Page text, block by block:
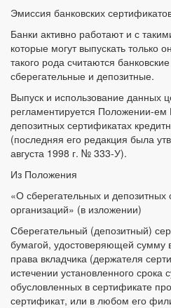
Эмиссия банковских
Банки активно работают и с
которые могут выпускать только
такого рода считаются
сберегательные и депозитные.
Выпуск и использование данных
регламентируется Положении-
депозитных сертификатах
(последняя его редакция была
августа 1998 г. № 333-У).
Из Положения
«О сберегательных и депозитных
организаций» (в изложении)
Сберегательный (депозитный)
бумагой, удостоверяющей сумму
права вкладчика (держателя
истечении установленного срока
обусловленных в сертификате
сертификат, или в любом его